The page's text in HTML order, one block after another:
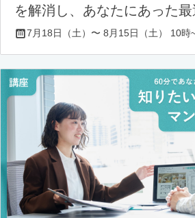
を解消し、あなたにあった
7月18日（土）〜 8月15日（土） 10時